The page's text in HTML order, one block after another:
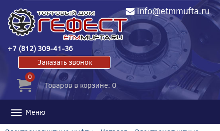
info@etmmufta.ru
+7 (812) 309-41-36
Заказать звонок
0
Товаров в корзине: 0
Меню